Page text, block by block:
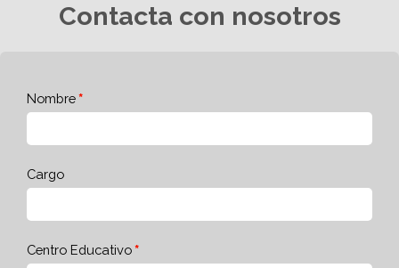
Contacta con nosotros
Nombre
Cargo
Centro Educativo